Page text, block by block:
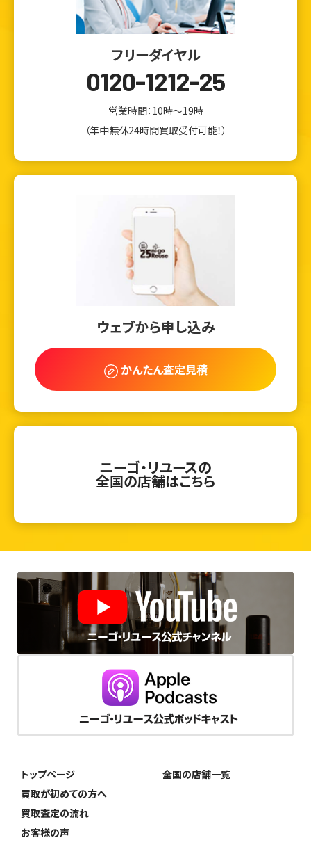
フリーダイヤル
0120-1212-25
営業時間：10時～19時
（年中無休24時間買取受付可能！）
ウェブから申し込み
かんたん査定見積
ニーゴ・リユースの
全国の店舗はこちら
トップページ
買取が初めての方へ
買取査定の流れ
お客様の声
全国の店舗一覧